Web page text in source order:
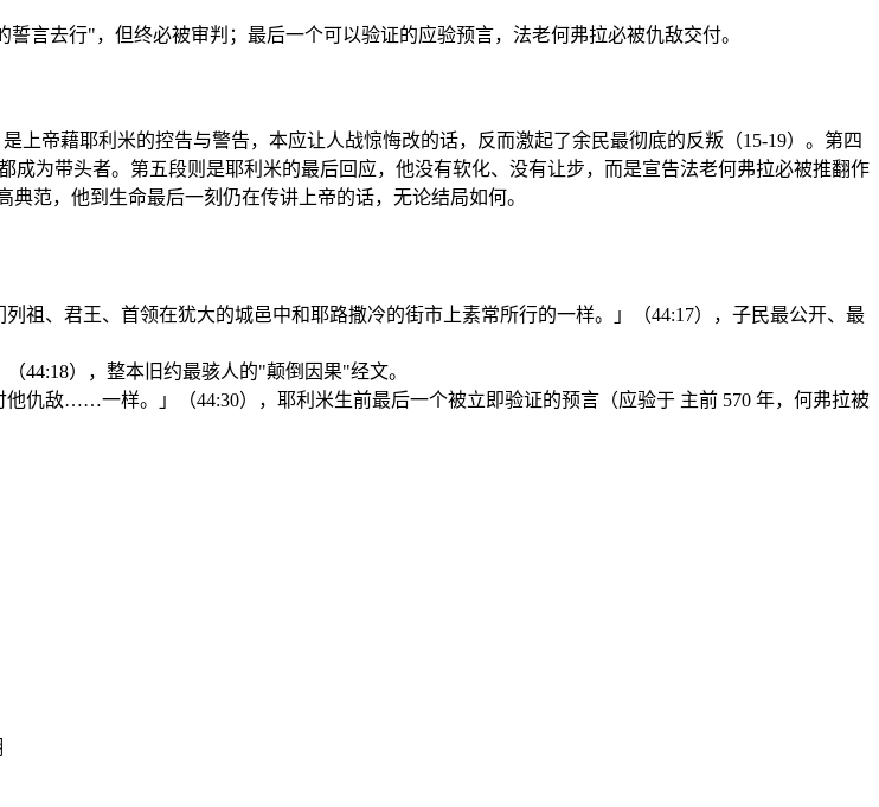
言去行"，但终必被审判；最后一个可以验证的应验预言，法老何弗拉必被仇敌交付。
帝藉耶利米的控告与警告，本应让人战惊悔改的话，反而激起了余民最彻底的反叛（15-19）。第四
为带头者。第五段则是耶利米的最后回应，他没有软化、没有让步，而是宣告法老何弗拉必被推翻作
范，他到生命最后一刻仍在传讲上帝的话，无论结局如何。
祖、君王、首领在犹大的城邑中和耶路撒冷的街市上素常所行的一样。」（44:17），子民最公开、最
44:18），整本旧约最骇人的"颠倒因果"经文。
仇敌……一样。」（44:30），耶利米生前最后一个被立即验证的预言（应验于 主前 570 年，何弗拉被